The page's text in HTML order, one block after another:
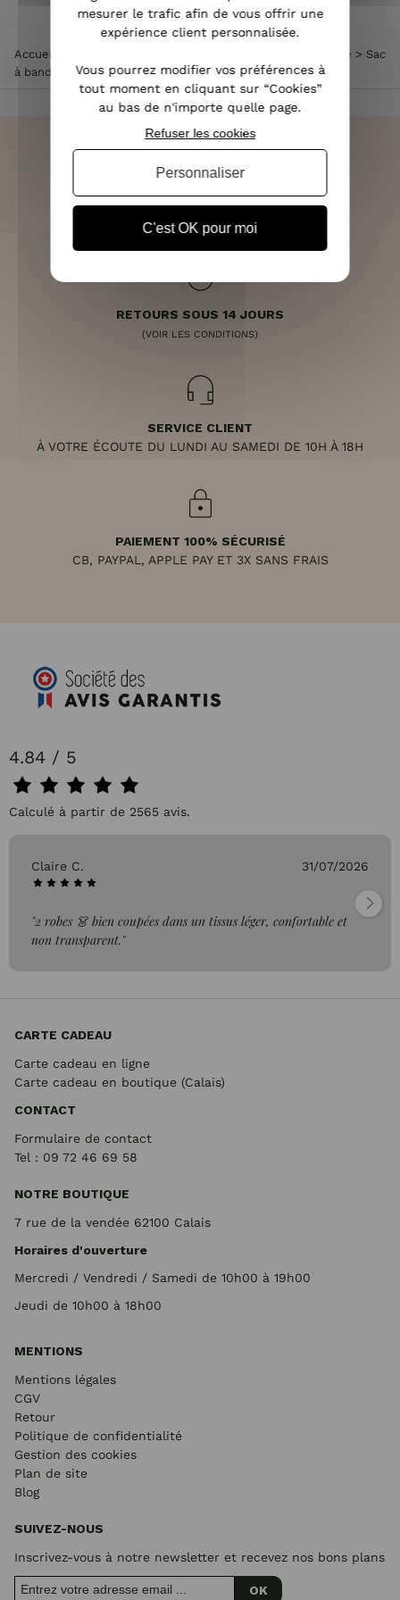
Accueil Sac à main femme > Sac
à bandoulière argent rigide Croco et chaînes
LIVRAISON RAPIDE
OFFERTE DÈS 70€
RETOURS SOUS 14 JOURS
(VOIR LES CONDITIONS)
SERVICE CLIENT
À VOTRE ÉCOUTE DU LUNDI AU SAMEDI DE 10H À 18H
PAIEMENT 100% SÉCURISÉ
CB, PAYPAL, APPLE PAY ET 3X SANS FRAIS
4.84 / 5
Calculé à partir de 2565 avis.
Claire C. 31/07/2026
"2 robes 👗 bien coupées dans un tissus léger, confortable et
non transparent."
CARTE CADEAU
Carte cadeau en ligne
Carte cadeau en boutique (Calais)
CONTACT
Formulaire de contact
Tel : 09 72 46 69 58
NOTRE BOUTIQUE
7 rue de la vendée 62100 Calais
Horaires d'ouverture
Mercredi / Vendredi / Samedi de 10h00 à 19h00
Jeudi de 10h00 à 18h00
MENTIONS
Mentions légales
CGV
Retour
Politique de confidentialité
Gestion des cookies
Plan de site
Blog
SUIVEZ-NOUS
Inscrivez-vous à notre newsletter et recevez nos bons plans
OK
mesurer le trafic afin de vous offrir une
expérience client personnalisée.
Vous pourrez modifier vos préférences à
tout moment en cliquant sur “Cookies”
au bas de n'importe quelle page.
C'est OK pour moi
Refuser les cookies
Personnaliser